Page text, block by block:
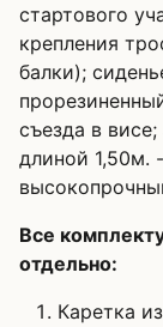
стартового
крепления
балки);
съезда в
длиной 1,50м.
Все
отдельно:
Каретка